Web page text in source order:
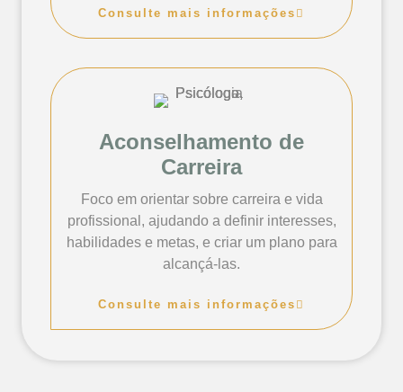
Consulte mais informações
Aconselhamento de
Carreira
Foco em orientar sobre carreira e vida
profissional, ajudando a definir interesses,
habilidades e metas, e criar um plano para
alcançá-las.
Consulte mais informações